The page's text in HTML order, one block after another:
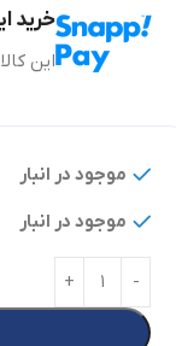
خرید
این کالا رو با 4
موجود در انبار
موجود در انبار